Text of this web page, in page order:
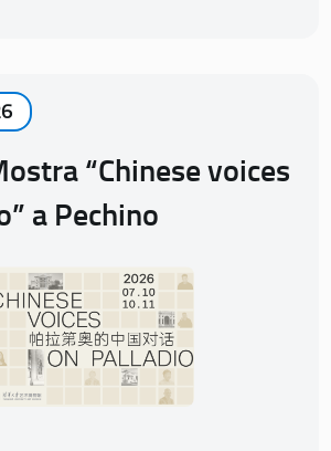
“Chinese voices
a Pechino